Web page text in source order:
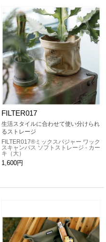
FILTER017
生活スタイルに合わせて使い分けられ
るストレージ
FILTER017®ミックスバジャー ワック
スキャンバス ソフトストレージ - カー
キ（大）
1,600円